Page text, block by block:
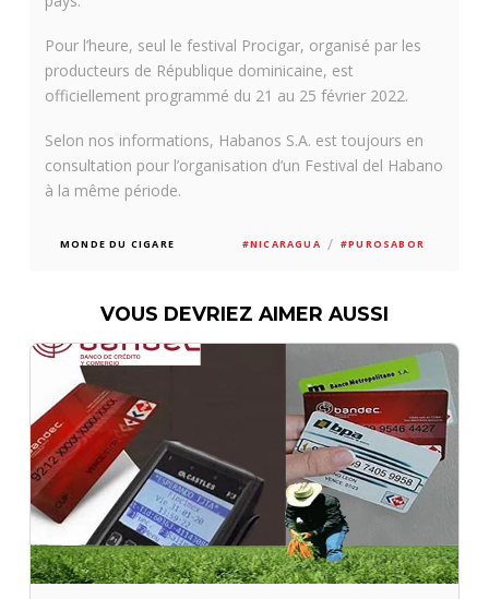
Pour l’heure, seul le festival Procigar, organisé par les
producteurs de République dominicaine, est
officiellement programmé du 21 au 25 février 2022.
Selon nos informations, Habanos S.A. est toujours en
consultation pour l’organisation d’un Festival del Habano
à la même période.
MONDE DU CIGARE #NICARAGUA / #PUROSABOR
VOUS DEVRIEZ AIMER AUSSI